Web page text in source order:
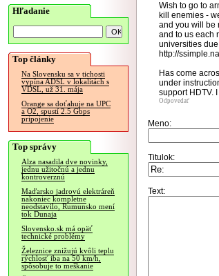
Hľadanie
Top články
Na Slovensku sa v tichosti
vypína ADSL v lokalitách s
VDSL, už 31. mája
Orange sa doťahuje na UPC
a O2, spustí 2.5 Gbps
pripojenie
Top správy
Alza nasadila dve novinky,
jednu užitočnú a jednu
kontroverznú
Maďarsko jadrovú elektráreň
nakoniec kompletne
neodstavilo, Rumunsko mení
tok Dunaja
Slovensko.sk má opäť
technické problémy
Železnice znižujú kvôli teplu
rýchlosť iba na 50 km/h,
spôsobuje to meškanie
Wish to go to
kill enemies -
and you will be
and to us each
universities
http://
Has come
under
support HDTV.
Odpovedať
Meno:
Titulok:
Text: